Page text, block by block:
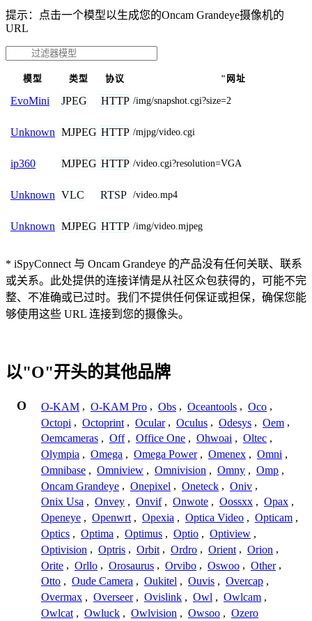
提示：点击一个模型以生成您的Oncam Grandeye摄像机的
URL
模型 类型 协议 "网址
EvoMini JPEG HTTP /img/snapshot.cgi?size=2
Unknown MJPEG HTTP /mjpg/video.cgi
ip360 MJPEG HTTP /video.cgi?resolution=VGA
Unknown VLC RTSP /video.mp4
Unknown MJPEG HTTP /img/video.mjpeg
* iSpyConnect 与 Oncam Grandeye 的产品没有任何关联、联系
或关系。此处提供的连接详情是从社区众包获得的，可能不完
整、不准确或已过时。我们不提供任何保证或担保，确保您能
够使用这些 URL 连接到您的摄像头。
以"O"开头的其他品牌
O O-KAM , O-KAM Pro , Obs , Oceantools , Oco ,
Octopi , Octoprint , Ocular , Oculus , Odesys , Oem ,
Oemcameras , Off , Office One , Ohwoai , Oltec ,
Olympia , Omega , Omega Power , Omenex , Omni ,
Omnibase , Omniview , Omnivision , Omny , Omp ,
Oncam Grandeye , Onepixel , Oneteck , Oniv ,
Onix Usa , Onvey , Onvif , Onwote , Oossxx , Opax ,
Openeye , Openwrt , Opexia , Optica Video , Opticam ,
Optics , Optima , Optimus , Optio , Optiview ,
Optivision , Optris , Orbit , Ordro , Orient , Orion ,
Orite , Orllo , Orosaurus , Orvibo , Oswoo , Other ,
Otto , Oude Camera , Oukitel , Ouvis , Overcap ,
Overmax , Overseer , Ovislink , Owl , Owlcam ,
Owlcat , Owluck , Owlvision , Owsoo , Ozero